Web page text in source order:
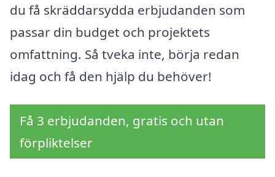
du få skräddarsydda erbjudanden som
passar din budget och projektets
omfattning. Så tveka inte, börja redan
idag och få den hjälp du behöver!
Få 3 erbjudanden, gratis och utan
förpliktelser